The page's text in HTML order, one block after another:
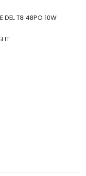
DEL T8 48PO 10W